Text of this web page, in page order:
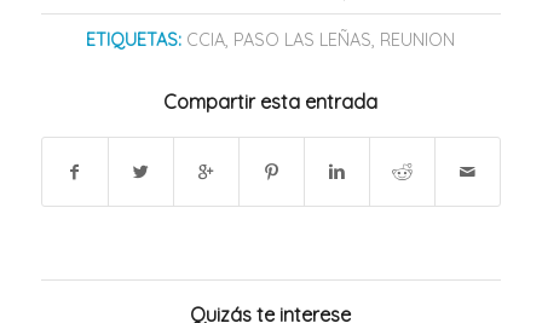
ETIQUETAS: CCIA, PASO LAS LEÑAS, REUNION
Compartir esta entrada
Quizás te interese